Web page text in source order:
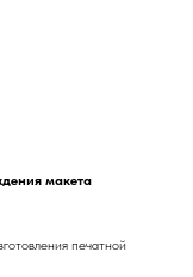
макета
печатной